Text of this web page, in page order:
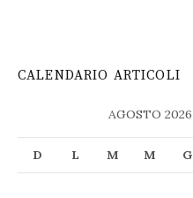
CALENDARIO ARTICOLI
AGOSTO 2026
D L M M G